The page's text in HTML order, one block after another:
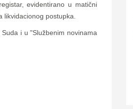
evidentirano u matični
postupka.
i u "Službenim novinama